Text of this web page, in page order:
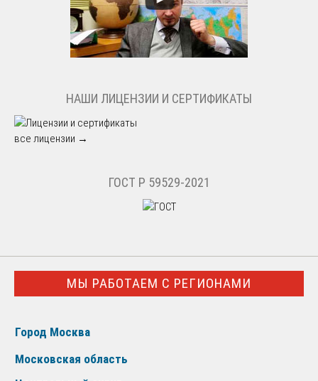
НАШИ ЛИЦЕНЗИИ И СЕРТИФИКАТЫ
все лицензии →
ГОСТ Р 59529-2021
МЫ РАБОТАЕМ С РЕГИОНАМИ
Город Москва
Московская область